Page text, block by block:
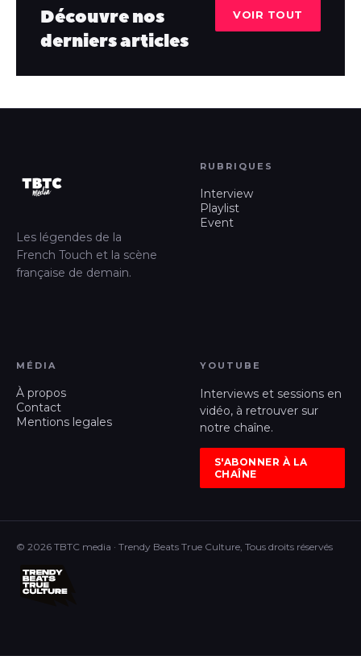
Découvre nos
derniers articles
VOIR TOUT
Les légendes de la
French Touch et la scène
française de demain.
RUBRIQUES
Interview
Playlist
Event
MÉDIA
À propos
Contact
Mentions legales
YOUTUBE
Interviews et sessions en
vidéo, à retrouver sur
notre chaîne.
S'ABONNER À LA
CHAÎNE
© 2026 TBTC media · Trendy Beats True Culture, Tous droits réservés